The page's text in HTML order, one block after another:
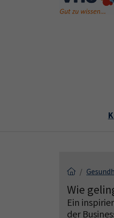
Skip to main content
Wie
Ein
der